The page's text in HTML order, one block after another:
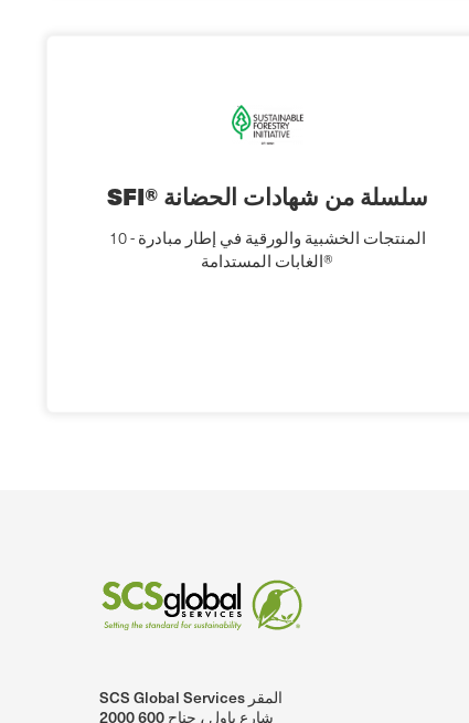
SFI® سلسلة من شهادات الحضانة
10 - المنتجات الخشبية والورقية في إطار مبادرة
الغابات المستدامة®
SCS Global Services المقر
2000 شارع باول ، جناح 600
SCSglobalServices على لينكد إن.
SCS Global Services على يوتيوب